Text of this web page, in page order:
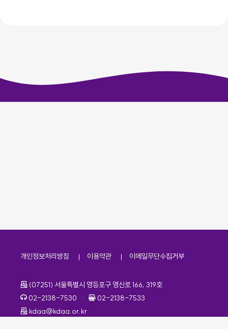
개인정보처리방침 이용약관 이메일무단수집거부
주소
(07251) 서울특별시 영등포구 영신로 166, 319호
전화번호
02-2138-7530 · 팩스번호
02-2138-7533
이메일
kdaa@kdaa.or.kr